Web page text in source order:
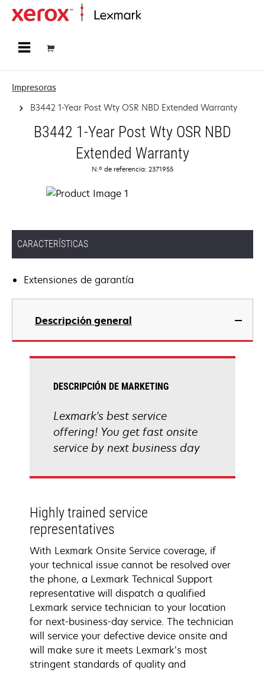
Impresoras
B3442 1-Year Post Wty OSR NBD Extended Warranty
B3442 1-Year Post Wty OSR NBD
Extended Warranty
N.º de referencia: 2371955
CARACTERÍSTICAS
Extensiones de garantía
Descripción general
DESCRIPCIÓN DE MARKETING
Lexmark's best service
offering! You get fast onsite
service by next business day
Highly trained service
representatives
With Lexmark Onsite Service coverage, if
your technical issue cannot be resolved over
the phone, a Lexmark Technical Support
representative will dispatch a qualified
Lexmark service technician to your location
for next-business-day service. The technician
will service your defective device onsite and
will make sure it meets Lexmark’s most
stringent standards of quality and